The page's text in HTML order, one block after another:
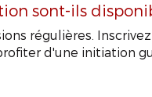
sont-ils
régulières.
d'une initiation